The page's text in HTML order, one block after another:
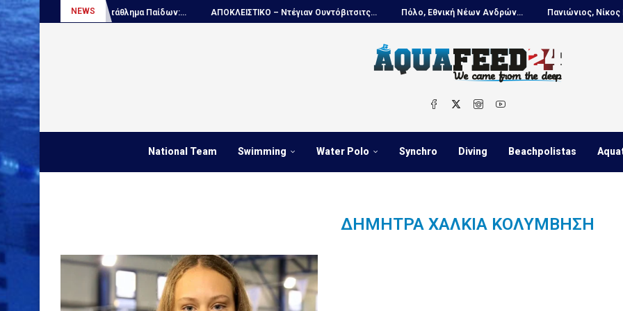
NEWS
Πόλο, Παγκόσμιο πρωτάθλημα Παίδων:... ΑΠΟΚΛΕΙΣΤΙΚΟ – Ντέγιαν Ουντόβιτσιτς... Πόλο, Εθνική Νέων Ανδρών... Πανιώνιος, Νίκος
National Team Swimming Water Polo Synchro Diving Beachpolistas
ΔΉΜΗΤΡΑ ΧΑΛΚΙΆ ΚΟΛΎΜΒΗΣΗ